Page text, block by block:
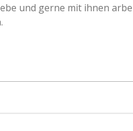
und gerne mit ihnen